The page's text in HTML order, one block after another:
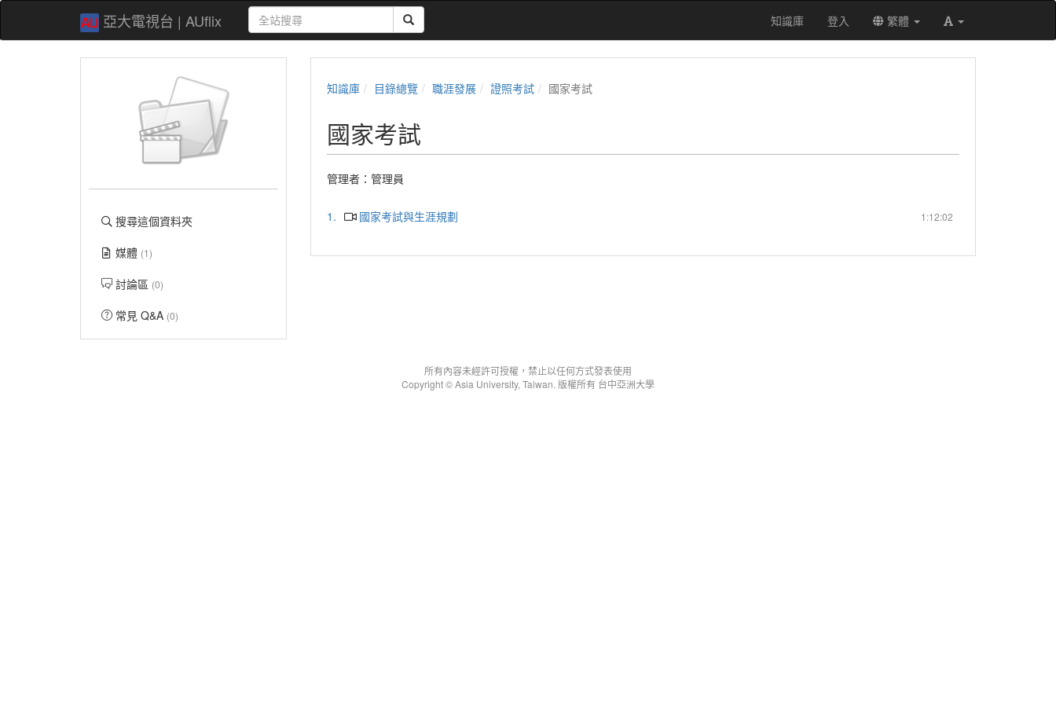
亞大電視台 | AUflix 知識庫 登入 繁體
搜尋這個資料夾
媒體 (1)
討論區 (0)
常見 Q&A (0)
知識庫 目錄總覽 職涯發展 證照考試 國家考試
國家考試
管理者： 管理員
1. 1:12:02
國家考試與生涯規劃
所有內容未經許可授權，禁止以任何方式發表使用
Copyright © Asia University, Taiwan. 版權所有 台中亞洲大學